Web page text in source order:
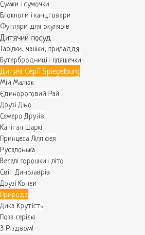
Сумки і сумочки
Блокноти і канцтовари
Футляри для окулярів
Дитячий посуд
Тарілки, чашки, приладдя
Бутербродниці і пляшечки
Дитячі Серії Spiegelburg
Мій Малюк
Єдинороговий Рай
Друзі Діно
Семеро Друзів
Капітан Шаркі
Принцеса Лілліфея
Русалонька
Веселі горошки і літо
Світ Динозаврів
Друзі Коней
Природа
Дика Крутість
Поза серією
З Різдвом!